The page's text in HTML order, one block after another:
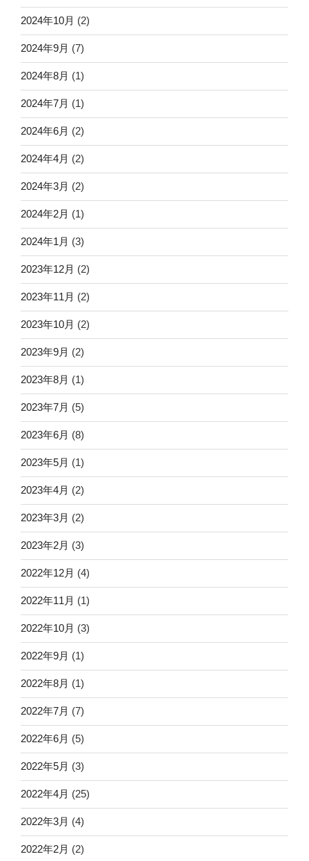
2024年10月 (2)
2024年9月 (7)
2024年8月 (1)
2024年7月 (1)
2024年6月 (2)
2024年4月 (2)
2024年3月 (2)
2024年2月 (1)
2024年1月 (3)
2023年12月 (2)
2023年11月 (2)
2023年10月 (2)
2023年9月 (2)
2023年8月 (1)
2023年7月 (5)
2023年6月 (8)
2023年5月 (1)
2023年4月 (2)
2023年3月 (2)
2023年2月 (3)
2022年12月 (4)
2022年11月 (1)
2022年10月 (3)
2022年9月 (1)
2022年8月 (1)
2022年7月 (7)
2022年6月 (5)
2022年5月 (3)
2022年4月 (25)
2022年3月 (4)
2022年2月 (2)